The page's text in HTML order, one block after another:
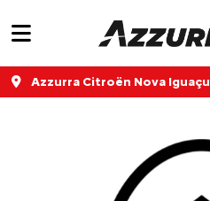
Azzurra Citroën Nova Iguaçu